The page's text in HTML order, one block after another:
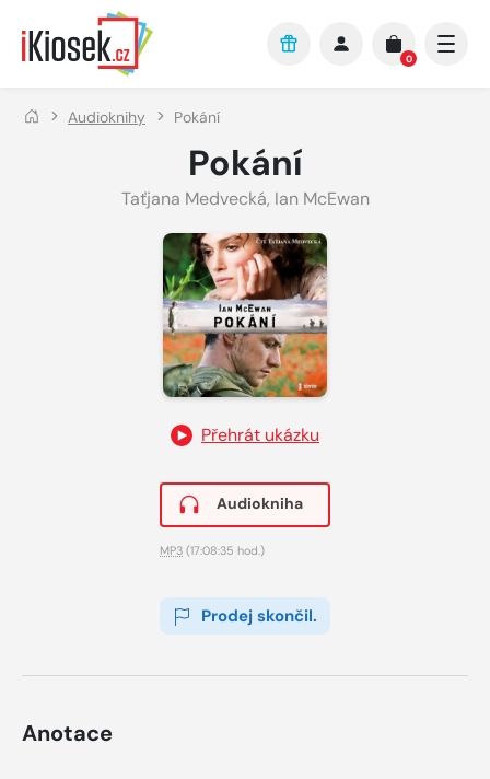
Přejít na hlavní obsah
0
Audioknihy Pokání
Pokání
Taťjana Medvecká, Ian McEwan
Přehrát ukázku
Audiokniha
MP3 (17:08:35 hod.)
Prodej skončil.
Anotace